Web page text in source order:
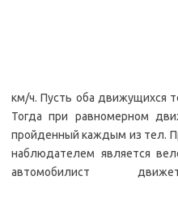
км/ч. Пусть оба движущихся
Тогда при равномерном
пройденный каждым из тел.
наблюдателем является
автомобилист